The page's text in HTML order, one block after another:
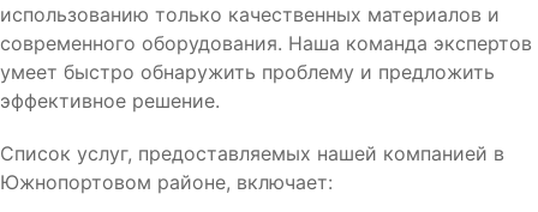
использованию только качественных материалов и
современного оборудования. Наша команда экспертов
умеет быстро обнаружить проблему и предложить
эффективное решение.
Список услуг, предоставляемых нашей компанией в
Южнопортовом районе, включает: